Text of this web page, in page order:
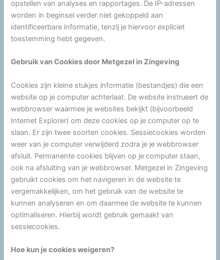
opstellen van analyses en rapportages. De IP-adressen
worden in beginsel verder niet gekoppeld aan
identificeerbare informatie, tenzij je hiervoor expliciet
toestemming hebt gegeven.
Gebruik van Cookies door Metgezel in Zingeving
Cookies zijn kleine stukjes informatie (bestandjes) die een
website op je computer achterlaat. De website instrueert de
webbrowser waarmee je websites bekijkt (bijvoorbeeld
Internet Explorer) om deze cookies op je computer op te
slaan. Er zijn twee soorten cookies. Sessiecookies worden
weer van je computer verwijderd zodra je je webbrowser
afsluit. Permanente cookies blijven op je computer staan,
ook na afsluiting van je webbrowser. Metgezel in Zingeving
gebruikt cookies om het navigeren in de website te
vergemakkelijken, om het gebruik van de website te
kunnen analyseren en om daarmee de website te kunnen
optimaliseren. Hierbij wordt gebruik gemaakt van
sessiecookies.
Hoe kun je cookies weigeren?